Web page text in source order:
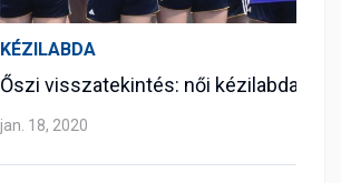
KÉZILABDA
Őszi visszatekintés: női kézilabda
jan. 18, 2020